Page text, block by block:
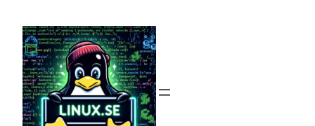
innehåll